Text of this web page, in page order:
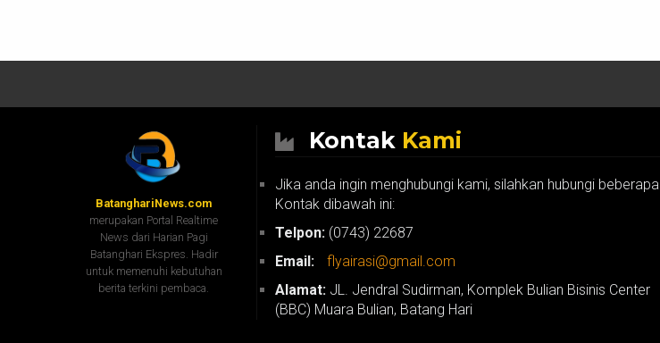
BatanghariNews.com
merupakan Portal Realtime
News dari Harian Pagi
Batanghari Ekspres. Hadir
untuk memenuhi kebutuhan
berita terkini pembaca.
Kontak Kami
Jika anda ingin menghubungi kami, silahkan hubungi beberapa
Kontak dibawah ini:
Telpon: (0743) 22687
Email:
flyairasi@gmail.com
Alamat: JL. Jendral Sudirman, Komplek Bulian Bisinis Center
(BBC) Muara Bulian, Batang Hari